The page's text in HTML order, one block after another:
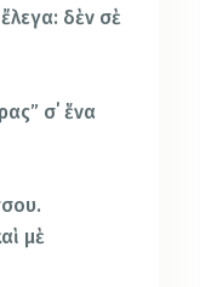
δὲν σὲ
σ΄ ἕνα
μὲ